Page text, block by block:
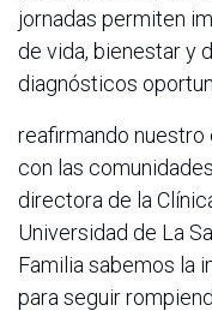
jornadas permiten
de vida, bienestar y
diagnósticos
reafirmando
con las
directora de la
Universidad de La
Familia sabemos la
para seguir